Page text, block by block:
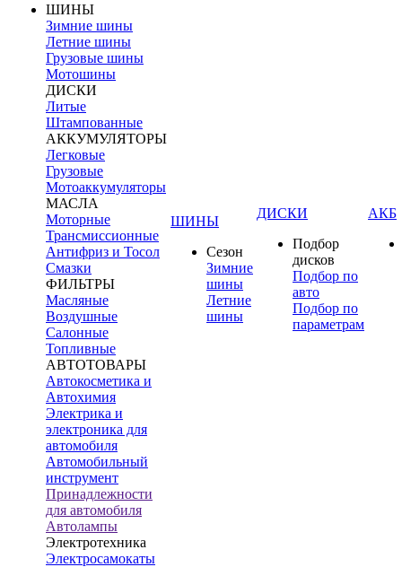
ШИНЫ
Зимние шины
Летние шины
Грузовые шины
Мотошины
ДИСКИ
Литые
Штампованные
АККУМУЛЯТОРЫ
Легковые
Грузовые
Мотоаккумуляторы
МАСЛА
Моторные
Трансмиссионные
Антифриз и Тосол
Смазки
ФИЛЬТРЫ
Масляные
Воздушные
Салонные
Топливные
АВТОТОВАРЫ
Автокосметика и
Автохимия
Электрика и
электроника для
автомобиля
Автомобильный
инструмент
Принадлежности
для автомобиля
Автолампы
Электротехника
Электросамокаты
ШИНЫ
Сезон
Зимние
шины
Летние
шины
ДИСКИ
Подбор
дисков
Подбор по
авто
Подбор по
параметрам
АКБ